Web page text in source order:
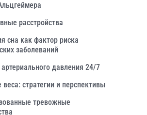
расстройства
сна как фактор риска
заболеваний
давления 24/7
стратегии и перспективы
тревожные